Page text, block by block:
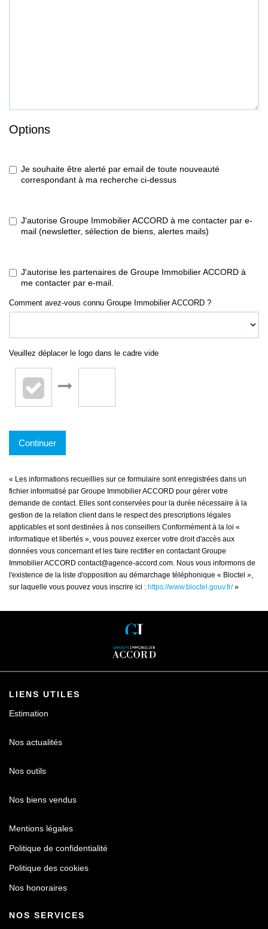
Options
Je souhaite être alerté par email de toute nouveauté
correspondant à ma recherche ci-dessus
J'autorise Groupe Immobilier ACCORD à me contacter par e-
mail (newsletter, sélection de biens, alertes mails)
J'autorise les partenaires de Groupe Immobilier ACCORD à
me contacter par e-mail.
Comment avez-vous connu Groupe Immobilier ACCORD ?
Veuillez déplacer le logo dans le cadre vide
Continuer
« Les informations recueillies sur ce formulaire sont enregistrées dans un
fichier informatisé par Groupe Immobilier ACCORD pour gérer votre
demande de contact. Elles sont conservées pour la durée nécessaire à la
gestion de la relation client dans le respect des prescriptions légales
applicables et sont destinées à nos conseillers Conformément à la loi «
informatique et libertés », vous pouvez exercer votre droit d'accès aux
données vous concernant et les faire rectifier en contactant Groupe
Immobilier ACCORD contact@agence-accord.com. Nous vous informons de
l'existence de la liste d'opposition au démarchage téléphonique « Bloctel »,
sur laquelle vous pouvez vous inscrire ici : https://www.bloctel.gouv.fr/»
LIENS UTILES
Estimation
Nos actualités
Nos outils
Nos biens vendus
Mentions légales
Politique de confidentialité
Politique des cookies
Nos honoraires
NOS SERVICES